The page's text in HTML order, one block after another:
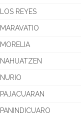
REYES